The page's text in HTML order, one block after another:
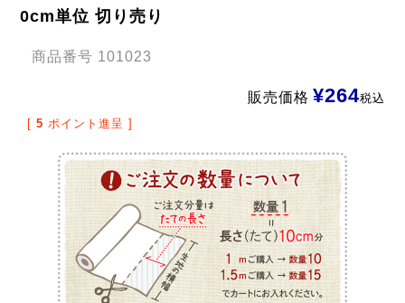
0cm単位 切り売り
商品番号 101023
販売価格 ¥264税込
[ 5 ポイント進呈 ]